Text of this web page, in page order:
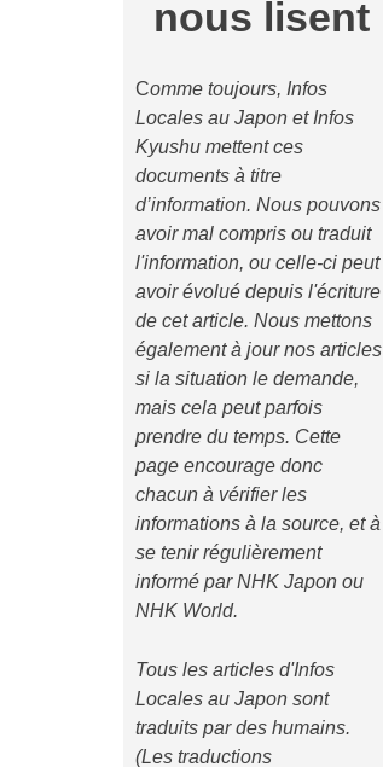
nous lisent
Comme toujours, Infos
Locales au Japon et Infos
Kyushu mettent ces
documents à titre
d’information. Nous pouvons
avoir mal compris ou traduit
l'information, ou celle-ci peut
avoir évolué depuis l'écriture
de cet article. Nous mettons
également à jour nos articles
si la situation le demande,
mais cela peut parfois
prendre du temps. Cette
page encourage donc
chacun à vérifier les
informations à la source, et à
se tenir régulièrement
informé par NHK Japon ou
NHK World.
Tous les articles d'Infos
Locales au Japon sont
traduits par des humains.
(Les traductions